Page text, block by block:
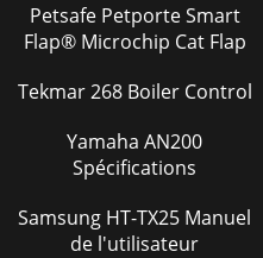
Petsafe Petporte Smart
Flap® Microchip Cat Flap
Tekmar 268 Boiler Control
Yamaha AN200
Spécifications
Samsung HT-TX25 Manuel
de l'utilisateur